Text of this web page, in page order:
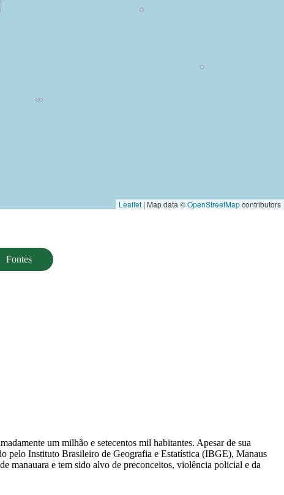
Leaflet | Map data ©OpenStreetMapcontributors
Fontes
um milhão e setecentos mil habitantes. Apesar de sua
pelo Instituto Brasileiro de Geografia e Estatística (IBGE), Manaus
manauara e tem sido alvo de preconceitos, violência policial e da